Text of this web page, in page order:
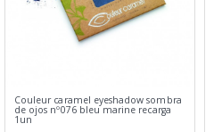
Couleur caramel eyeshadow sombra
de ojos nº076 bleu marine recarga
1un